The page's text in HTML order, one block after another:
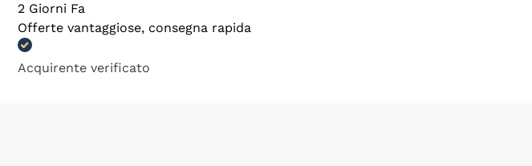
2 Giorni Fa
Offerte vantaggiose, consegna rapida
Acquirente verificato